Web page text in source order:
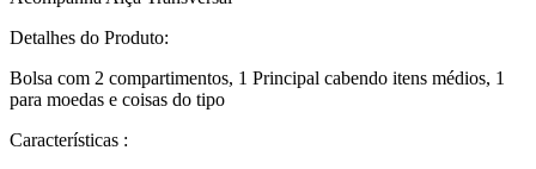
Detalhes do Produto:
Bolsa com 2 compartimentos, 1 Principal cabendo itens médios, 1
para moedas e coisas do tipo
Características :